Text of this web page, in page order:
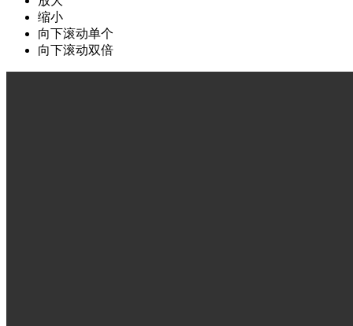
缩小
向下滚动单个
向下滚动双倍